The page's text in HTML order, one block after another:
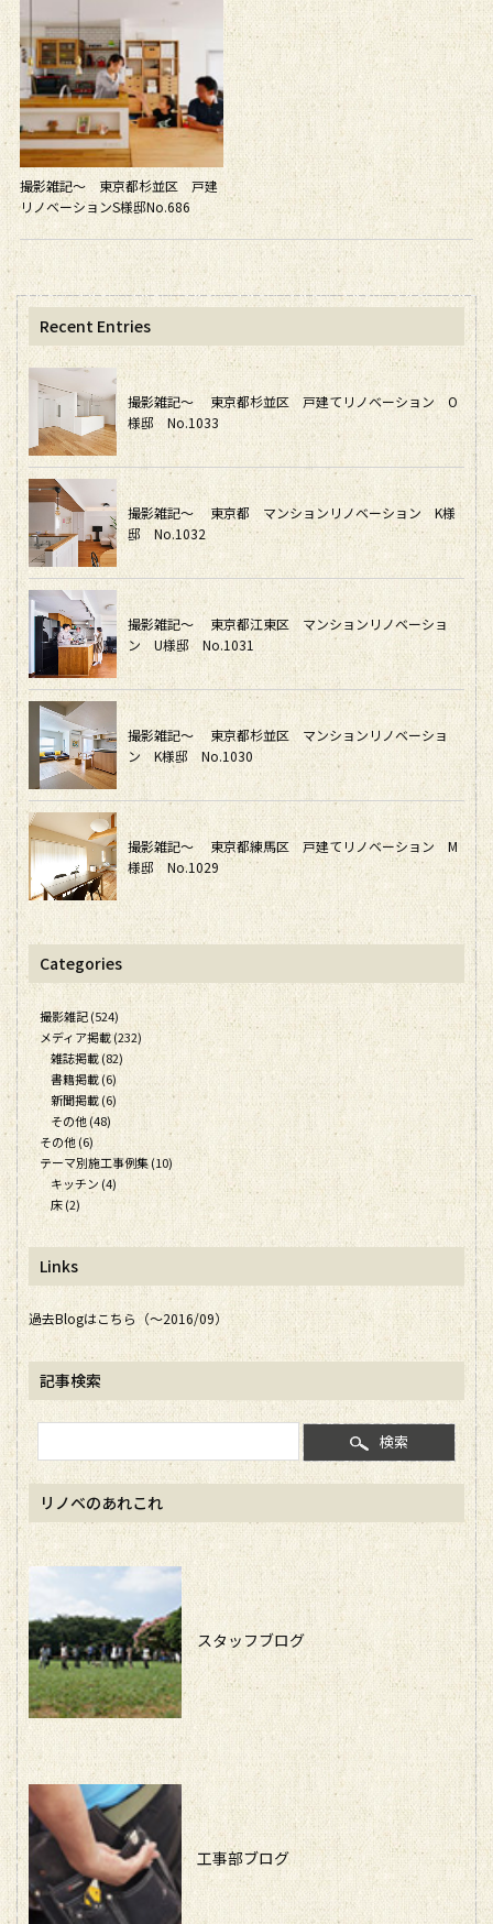
撮影雑記～ 東京都杉並区 戸建
リノベーションS様邸No.686
Recent Entries
撮影雑記～ 東京都杉並区 戸建てリノベーション O
様邸 No.1033
撮影雑記～ 東京都 マンションリノベーション K様
邸 No.1032
撮影雑記～ 東京都江東区 マンションリノベーショ
ン U様邸 No.1031
撮影雑記～ 東京都杉並区 マンションリノベーショ
ン K様邸 No.1030
撮影雑記～ 東京都練馬区 戸建てリノベーション M
様邸 No.1029
Categories
撮影雑記 (524)
メディア掲載 (232)
雑誌掲載 (82)
書籍掲載 (6)
新聞掲載 (6)
その他 (48)
その他 (6)
テーマ別施工事例集 (10)
キッチン (4)
床 (2)
Links
過去Blogはこちら（～2016/09）
記事検索
検索
リノベのあれこれ
スタッフブログ
工事部ブログ